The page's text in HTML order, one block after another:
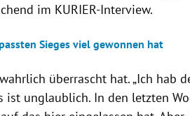
im KURIER-Interview.
Sieges viel gewonnen hat
überrascht hat. „Ich hab
unglaublich. In den letzten